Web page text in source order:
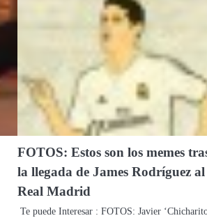
FOTOS: Estos son los memes
la llegada de James Rodríguez al
Real Madrid
Te puede Interesar : FOTOS: Javier